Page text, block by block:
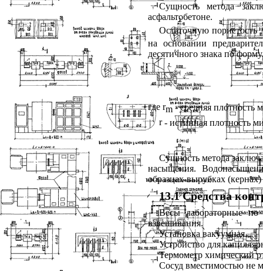
Сущность метода
асфальтобетоне.
Остаточную пористость
на основании
десятичного знака по
где rm - средняя плотность
r- истинная плотность
Сущность метода
насыщения.
образцах-вырубках
13.1 Средства
Весы лабораторные
взвешивания.
Установка вакуумная.
Устройство для
Термометр химический
Сосуд вместимостью не